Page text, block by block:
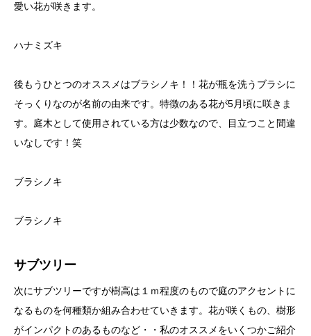
愛い花が咲きます。
ハナミズキ
後もうひとつのオススメはブラシノキ！！花が瓶を洗うブラシに
そっくりなのが名前の由来です。特徴のある花が5月頃に咲きま
す。庭木として使用されている方は少数なので、目立つこと間違
いなしです！笑
ブラシノキ
ブラシノキ
サブツリー
次にサブツリーですが樹高は１ｍ程度のもので庭のアクセントに
なるものを何種類か組み合わせていきます。花が咲くもの、樹形
がインパクトのあるものなど・・私のオススメをいくつかご紹介